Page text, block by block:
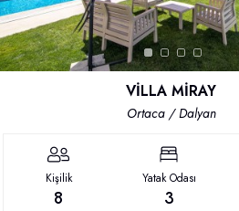
VİLLA MİRAY
Ortaca / Dalyan
Kişilik
8
Yatak Odası
3